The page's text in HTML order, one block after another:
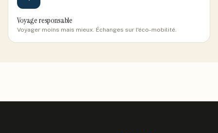
Voyage responsable
Voyager moins mais mieux. Échanges sur l'éco-mobilité.